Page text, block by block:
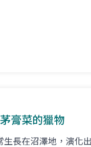
膏菜的獵物
長在沼澤地，演化